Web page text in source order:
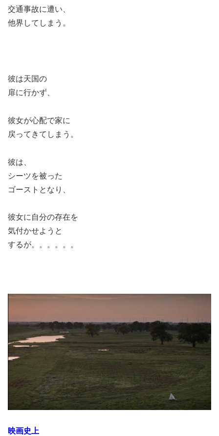
交通事故に遭い、
他界してしまう。
彼は天国の
扉に行かず、
彼女が心配で家に
戻ってきてしまう。
彼は、
シーツを被った
ゴーストとなり、
彼女に自分の存在を
気付かせようと
するが。。。。。。
映画史上